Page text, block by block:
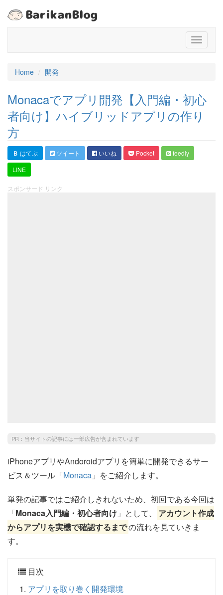
T
o
n
a
v
Home 開発
Monacaでアプリ開発【入門編・初心
者向け】ハイブリッドアプリの作り
方
Ｂ はてぶ ツイート いいね Pocket
feedly
LINE
スポンサード リンク
PR：当サイトの記事には一部広告が含まれています
iPhoneアプリやAndoroidアプリを簡単に開発できるサー
ビス＆ツール「Monaca 」をご紹介します。
単発の記事ではご紹介しきれないため、初回である今回は
「Monaca入門編・初心者向け 」として、
アカウント作成
からアプリを実機で確認するまでの流れを見ていきま
す。
目次
アプリを取り巻く開発環境